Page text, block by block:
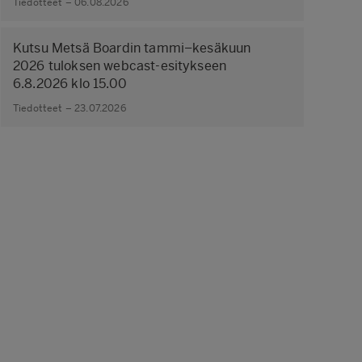
Tiedotteet – 06.08.2026
Kutsu Metsä Boardin tammi–kesäkuun
2026 tuloksen webcast-esitykseen
6.8.2026 klo 15.00
Tiedotteet – 23.07.2026